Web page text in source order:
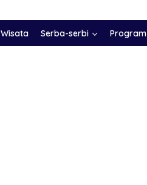
Wisata Serba-serbi Program